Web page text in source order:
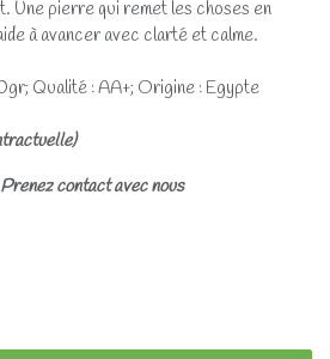
Une pierre qui remet les choses en
à avancer avec clarté et calme.
Qualité : AA+; Origine : Egypte
contact avec nous